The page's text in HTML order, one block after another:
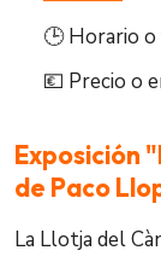
🕒 Horario o
💶 Precio o
Exposición
de Paco
La Llotja del